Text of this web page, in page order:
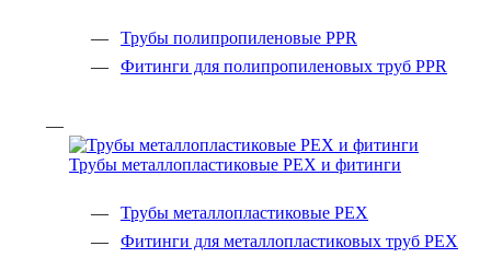
Трубы полипропиленовые PPR
Фитинги для полипропиленовых труб PPR
Трубы металлопластиковые PEX и фитинги
Трубы металлопластиковые PEX
Фитинги для металлопластиковых труб PEX